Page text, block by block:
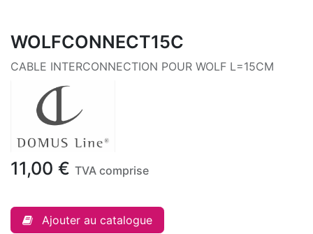
WOLFCONNECT15C
CABLE INTERCONNECTION POUR WOLF L=15CM
11,00 € TVA comprise
Ajouter au catalogue